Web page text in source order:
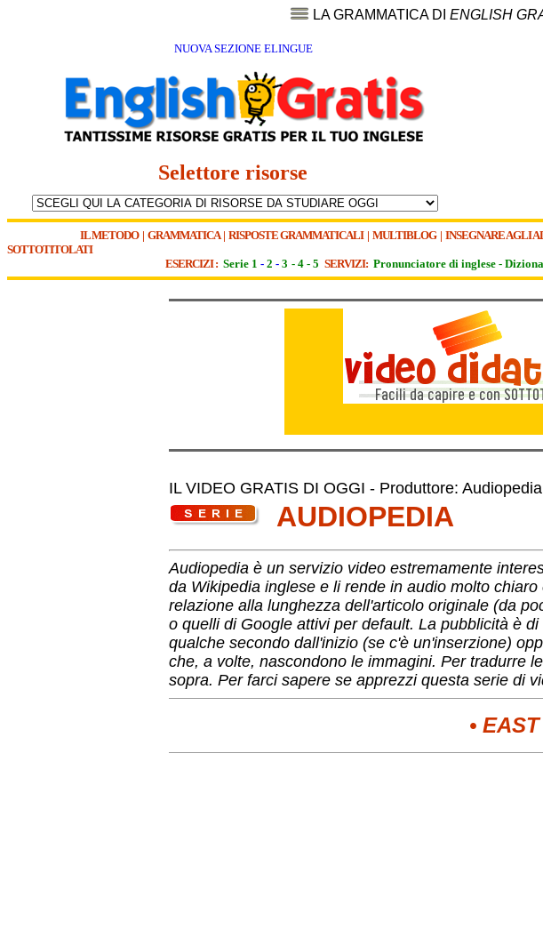
LA GRAMMATICA DI ENGLISH
NUOVA SEZIONE ELINGUE
Selettore risorse
IL METODO| GRAMMATICA| RISPOSTE GRAMMATICALI| MULTIBLOG| INSEGNARE AGLI
SOTTOTITOLATI
ESERCIZI : Serie 1 - 2 - 3 - 4 - 5 SERVIZI: Pronunciatore di inglese -
IL VIDEO GRATIS DI OGGI - Produttore: Audiopedia
AUDIOPEDIA
Audiopedia è un servizio video estremamente
da Wikipedia inglese e li rende in audio molto
relazione alla lunghezza dell'articolo originale (da
o quelli di Google attivi per default. La pubblicità è
qualche secondo dall'inizio (se c'è un'inserzione)
che, a volte, nascondono le immagini. Per tradurre
sopra. Per farci sapere se apprezzi questa serie di
•